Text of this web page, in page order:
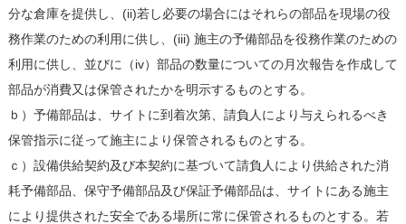
分な倉庫を提供し、(ii)若し必要の場合にはそれらの部品を現場の役
務作業のための利用に供し、(iii) 施主の予備部品を役務作業のための
利用に供し、並びに（iv）部品の数量についての月次報告を作成して
部品が消費又は保管されたかを明示するものとする。
ｂ）予備部品は、サイトに到着次第、請負人により与えられるべき
保管指示に従って施主により保管されるものとする。
ｃ）設備供給契約及び本契約に基づいて請負人により供給された消
耗予備部品、保守予備部品及び保証予備部品は、サイトにある施主
により提供された安全である場所に常に保管されるものとする。若